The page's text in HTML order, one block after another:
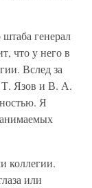
генерал
что у него в
Вслед за
Т. Язов и В. А.
Я
коллегии.
или